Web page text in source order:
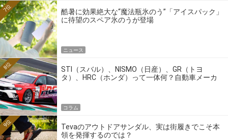
酷暑に効果絶大な“魔法瓶氷のう”「アイスパック」
に待望のスペア氷のうが登場
7位
ニュース
STI（スバル）、NISMO（日産）、GR（トヨ
タ）、HRC（ホンダ）って一体何？自動車メーカ
8位
コラム
Tevaのアウトドアサンダル、実は街履きでこそ本
領を発揮するのでは？
9位